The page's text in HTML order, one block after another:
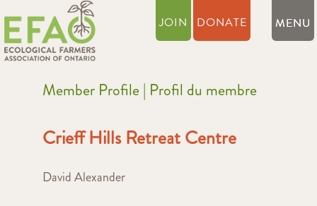
JOIN DONATE
Member Profile | Profil du membre
Crieff Hills Retreat Centre
David Alexander